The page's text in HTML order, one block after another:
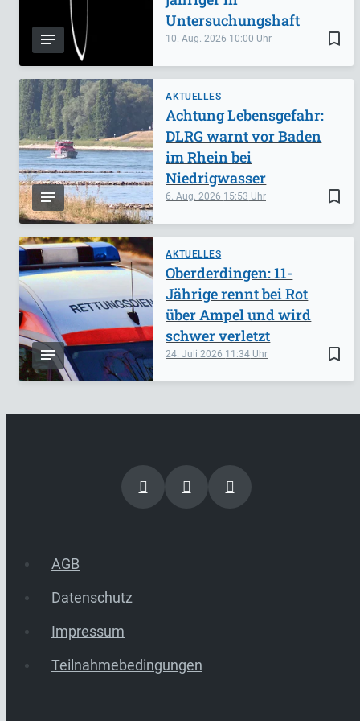
bookmark_border
10. Aug. 2026 10:00
Untersuchungshaft
AKTUELLES
bookmark_border
6. Aug. 2026 15:53
Achtung Lebensgefahr:
DLRG warnt vor Baden
im Rhein bei
Niedrigwasser
AKTUELLES
bookmark_border
24. Juli 2026 11:34
Oberderdingen: 11-
Jährige rennt bei Rot
über Ampel und wird
schwer verletzt
AGB
Datenschutz
Impressum
Teilnahmebedingungen